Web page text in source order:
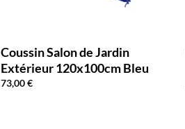
Coussin Salon de Jardin
Extérieur 120x100cm Bleu
73,00€